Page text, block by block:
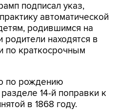
подписал указ,
автоматической
родившимся на
находятся в
по краткосрочным
по рождению
14-й поправки к
в 1868 году.